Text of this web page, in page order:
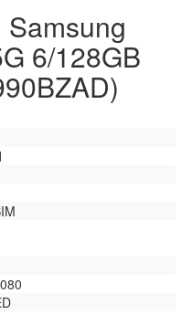
Samsung
6/128GB